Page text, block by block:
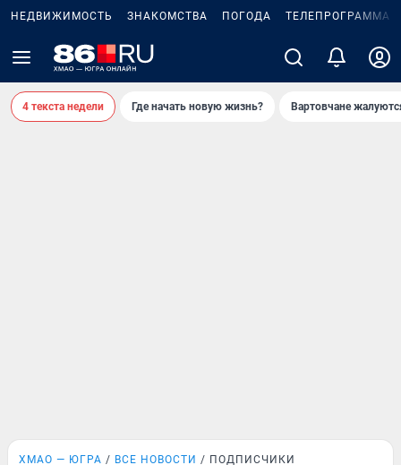
НЕДВИЖИМОСТЬ ЗНАКОМСТВА ПОГОДА ТЕЛЕПРОГРАММА
4 текста недели Где начать новую жизнь? Вартовчане
ХМАО — ЮГРА ВСЕ НОВОСТИ ПОДПИСЧИКИ